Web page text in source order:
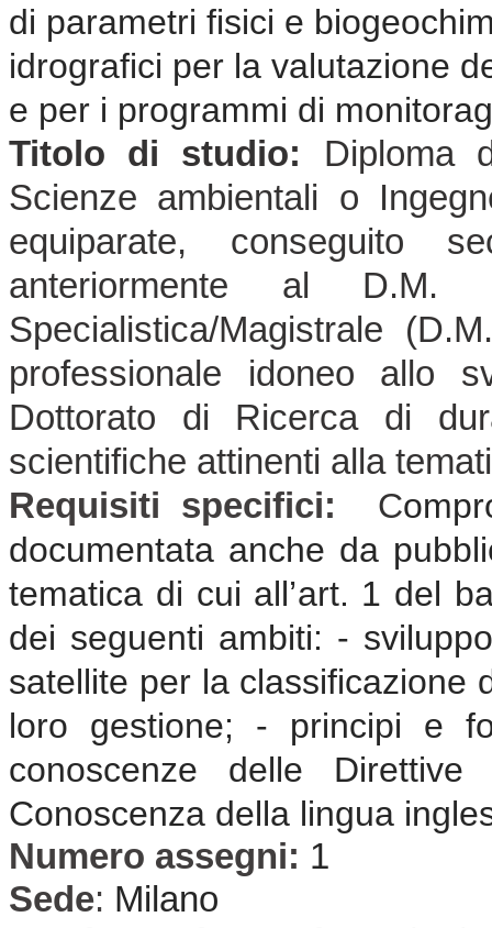
di parametri fisici e
idrografici per la valutazione
e per i programmi di
Titolo di studio: Diploma
Scienze ambientali o
equiparate, conseguito
anteriormente al D.M.
Specialistica/Magistrale
professionale idoneo allo
Dottorato di Ricerca di
scientifiche attinenti alla
Requisiti specifici:
C
documentata anche da
tematica di cui all’art. 1 del
dei seguenti ambiti: -
satellite per la classificazione
loro gestione; - principi e
conoscenze delle
Conoscenza della lingua
Numero assegni: 1
Sede: Milano